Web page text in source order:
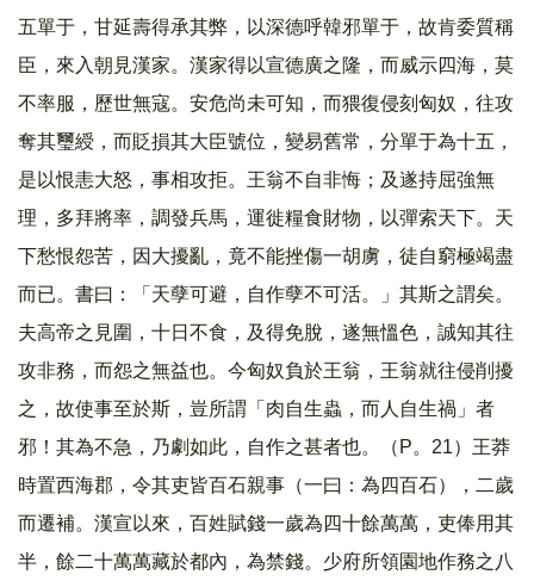
五單于，甘延壽得承其弊，以深德呼韓邪單于，故肯委質稱
臣，來入朝見漢家。漢家得以宣德廣之隆，而威示四海，莫
不率服，歷世無寇。安危尚未可知，而猥復侵刻匈奴，往攻
奪其璽綬，而貶損其大臣號位，變易舊常，分單于為十五，
是以恨恚大怒，事相攻拒。王翁不自非悔；及遂持屈強無
理，多拜將率，調發兵馬，運徙糧食財物，以彈索天下。天
下愁恨怨苦，因大擾亂，竟不能挫傷一胡虜，徒自窮極竭盡
而已。書曰：「天孽可避，自作孽不可活。」其斯之謂矣。
夫高帝之見圍，十日不食，及得免脫，遂無慍色，誠知其往
攻非務，而怨之無益也。今匈奴負於王翁，王翁就往侵削擾
之，故使事至於斯，豈所謂「肉自生蟲，而人自生禍」者
邪！其為不急，乃劇如此，自作之甚者也。（P。21）王莽
時置西海郡，令其吏皆百石親事（一曰：為四百石），二歲
而遷補。漢宣以來，百姓賦錢一歲為四十餘萬萬，吏俸用其
半，餘二十萬萬藏於都內，為禁錢。少府所領園地作務之八